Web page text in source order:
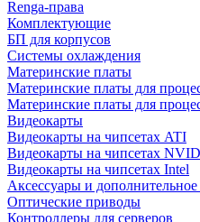
Renga-права
Комплектующие
БП для корпусов
Системы охлаждения
Материнские платы
Материнские платы для
Материнские платы для
Видеокарты
Видеокарты на чипсетах ATI
Видеокарты на чипсетах
Видеокарты на чипсетах Intel
Аксессуары и
Оптические приводы
Контроллеры для серверов